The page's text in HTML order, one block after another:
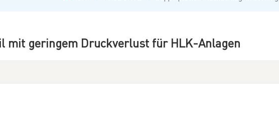
mit geringem Druckverlust für HLK-Anlagen